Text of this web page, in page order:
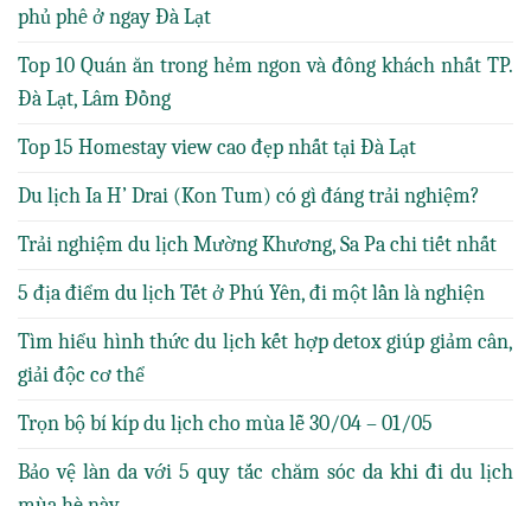
phủ phê ở ngay Đà Lạt
Top 10 Quán ăn trong hẻm ngon và đông khách nhất TP.
Đà Lạt, Lâm Đồng
Top 15 Homestay view cao đẹp nhất tại Đà Lạt
Du lịch Ia H’ Drai (Kon Tum) có gì đáng trải nghiệm?
Trải nghiệm du lịch Mường Khương, Sa Pa chi tiết nhất
5 địa điểm du lịch Tết ở Phú Yên, đi một lần là nghiện
Tìm hiểu hình thức du lịch kết hợp detox giúp giảm cân,
giải độc cơ thể
Trọn bộ bí kíp du lịch cho mùa lễ 30/04 – 01/05
Bảo vệ làn da với 5 quy tắc chăm sóc da khi đi du lịch